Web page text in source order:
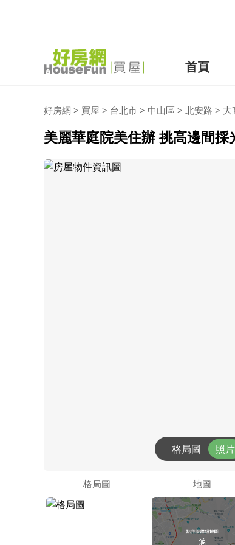
首頁
好房網 > 買屋 > 台北市 > 中山區 > 北安路 > 大
美麗華庭院美住辦 挑高邊間
格局圖 照片
格局圖 地圖